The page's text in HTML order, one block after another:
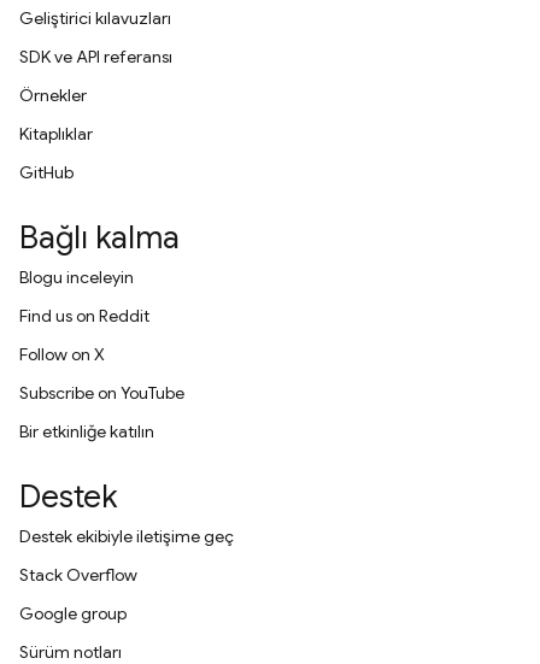
Geliştirici kılavuzları
SDK ve API referansı
Örnekler
Kitaplıklar
GitHub
Bağlı kalma
Blogu inceleyin
Find us on Reddit
Follow on X
Subscribe on YouTube
Bir etkinliğe katılın
Destek
Destek ekibiyle iletişime geç
Stack Overflow
Google group
Sürüm notları